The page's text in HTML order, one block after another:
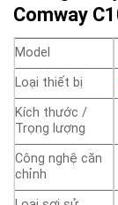
Comway
Model
Loại thiết bị
Kích thước /
Trọng lượng
Công nghệ căn
chỉnh